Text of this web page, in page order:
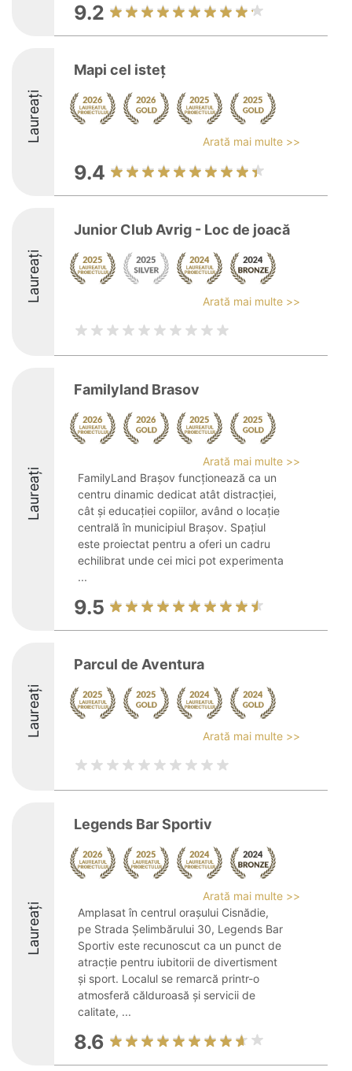
9.2
Laureați
Mapi cel isteț
Arată mai multe >>
9.4
Laureați
Junior Club Avrig - Loc de joacă
Arată mai multe >>
Laureați
Familyland Brasov
Arată mai multe >>
FamilyLand Brașov funcționează ca un
centru dinamic dedicat atât distracției,
cât și educației copiilor, având o locație
centrală în municipiul Brașov. Spațiul
este proiectat pentru a oferi un cadru
echilibrat unde cei mici pot experimenta
...
9.5
Laureați
Parcul de Aventura
Arată mai multe >>
Laureați
Legends Bar Sportiv
Arată mai multe >>
Amplasat în centrul orașului Cisnădie,
pe Strada Șelimbărului 30, Legends Bar
Sportiv este recunoscut ca un punct de
atracție pentru iubitorii de divertisment
și sport. Localul se remarcă printr-o
atmosferă călduroasă și servicii de
calitate, ...
8.6